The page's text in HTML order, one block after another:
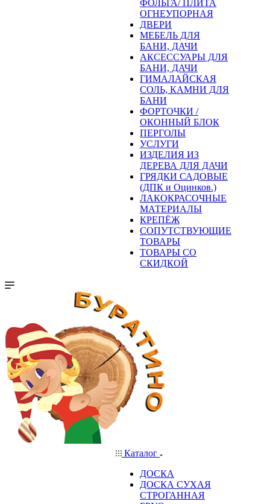
ФОЛЬГА/ ПЛИТА
ОГНЕУПОРНАЯ
ДВЕРИ
МЕБЕЛЬ ДЛЯ
БАНИ, ДАЧИ
АКСЕССУАРЫ ДЛЯ
БАНИ, ДАЧИ
ГИМАЛАЙСКАЯ
СОЛЬ, КАМНИ ДЛЯ
БАНИ
ФОРТОЧКИ /
ОКОННЫЙ БЛОК
ПЕРГОЛЫ
УСЛУГИ
ИЗДЕЛИЯ ИЗ
ДЕРЕВА ДЛЯ ДАЧИ
ГРЯДКИ САДОВЫЕ
(ДПК и Оцинков.)
ЛАКОКРАСОЧНЫЕ
МАТЕРИАЛЫ
КРЕПЁЖ
СОПУТСТВУЮЩИЕ
ТОВАРЫ
ТОВАРЫ СО
СКИДКОЙ
Каталог
ДОСКА
ДОСКА СУХАЯ
СТРОГАННАЯ